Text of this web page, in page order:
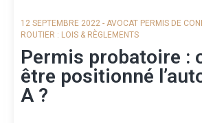
12 SEPTEMBRE 2022 - AVOCAT PERMIS DE
ROUTIER : LOIS & RÈGLEMENTS
Permis probatoire :
être positionné
A ?